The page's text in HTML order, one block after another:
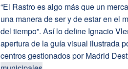
“El Rastro es algo más que un
una manera de ser y de estar en el
del tiempo”. Así lo define Ignacio
apertura de la guía visual ilustrada
centros gestionados por Madrid